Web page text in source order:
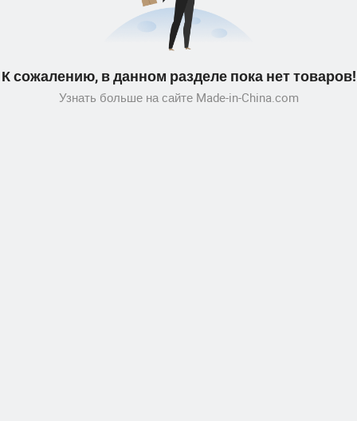
К сожалению, в данном разделе пока нет товаров!
Узнать больше на сайте Made-in-China.com